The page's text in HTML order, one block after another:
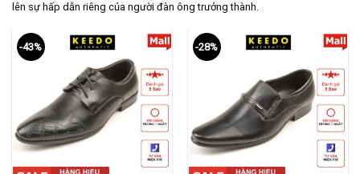
lên sự hấp dẫn riêng của người đàn ông trưởng thành.
-43% -28%